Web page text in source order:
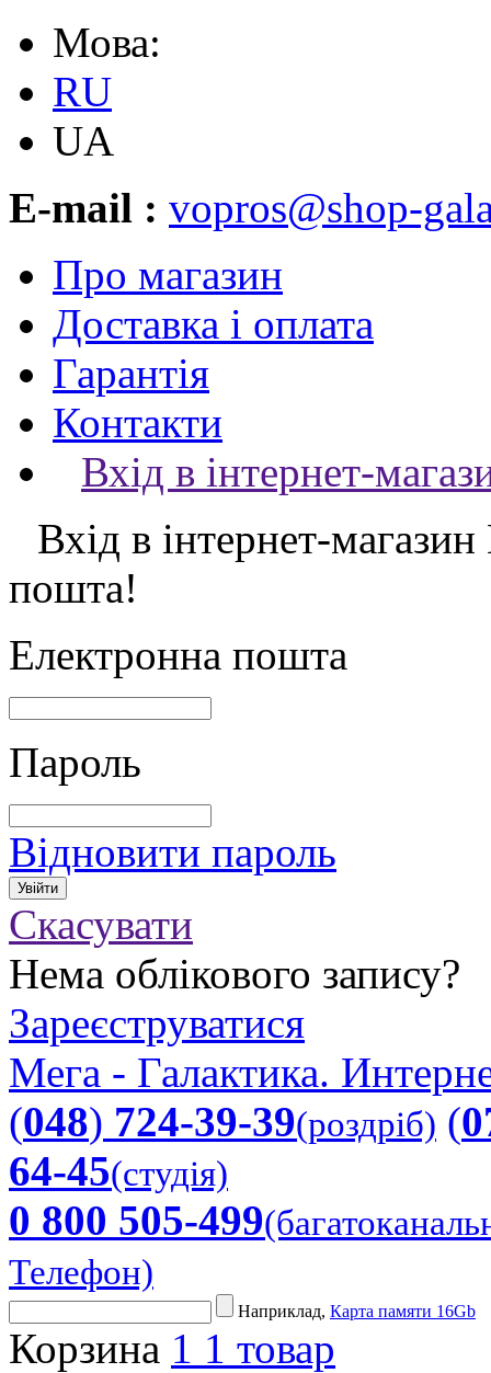
Мова:
RU
UA
E-mail : vopros@shop-
Про магазин
Доставка і оплата
Гарантія
Контакти
Вхід в інтернет-
Вхід в інтернет-магазин
пошта!
Електронна пошта
Пароль
Відновити пароль
Скасувати
Нема облікового запису?
Зареєструватися
Мега - Галактика.
(048) 724-39-39(роздріб) (
64-45(студія)
0 800 505-499
Телефон)
Наприклад, Карта памяти 16Gb
Корзина 1 1 товар